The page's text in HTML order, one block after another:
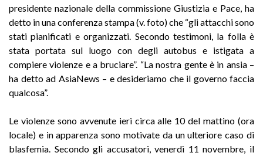
presidente nazionale della commissione Giustizia e Pace, ha
detto in una conferenza stampa (v. foto) che “gli attacchi sono
stati pianificati e organizzati. Secondo testimoni, la folla è
stata portata sul luogo con degli autobus e istigata a
compiere violenze e a bruciare”. “La nostra gente è in ansia –
ha detto ad AsiaNews – e desideriamo che il governo faccia
qualcosa”.
Le violenze sono avvenute ieri circa alle 10 del mattino (ora
locale) e in apparenza sono motivate da un ulteriore caso di
blasfemia. Secondo gli accusatori, venerdì 11 novembre, il